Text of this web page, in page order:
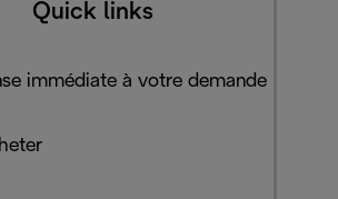
Quick links
immédiate à votre demande